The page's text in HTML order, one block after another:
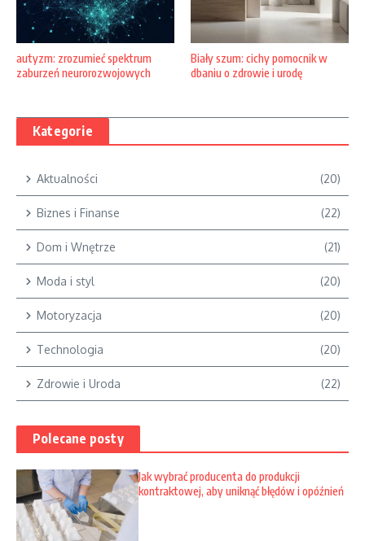
autyzm: zrozumieć spektrum
zaburzeń neurorozwojowych
Biały szum: cichy pomocnik w
dbaniu o zdrowie i urodę
Kategorie
Aktualności (20)
Biznes i Finanse (22)
Dom i Wnętrze (21)
Moda i styl (20)
Motoryzacja (20)
Technologia (20)
Zdrowie i Uroda (22)
Polecane posty
Jak wybrać producenta do produkcji
kontraktowej, aby uniknąć błędów i opóźnień